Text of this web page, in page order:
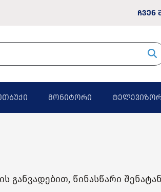
ჩვენ
მონიტორი
წინასწარი